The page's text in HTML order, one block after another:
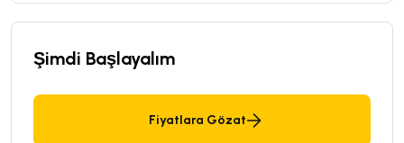
Şimdi Başlayalım
Fiyatlara Gözat